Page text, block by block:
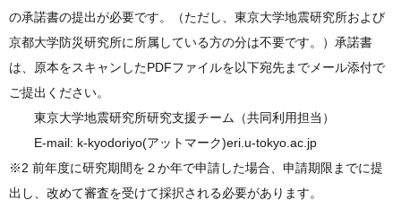
の承諾書の提出が必要です。（ただし、東京大学地震研究所および
京都大学防災研究所に所属している方の分は不要です。）承諾書
は、原本をスキャンしたPDFファイルを以下宛先までメール添付で
ご提出ください。
東京大学地震研究所研究支援チーム（共同利用担当）
E-mail: k-kyodoriyo(アットマーク)eri.u-tokyo.ac.jp
※2 前年度に研究期間を２か年で申請した場合、申請期限までに提
出し、改めて審査を受けて採択される必要があります。